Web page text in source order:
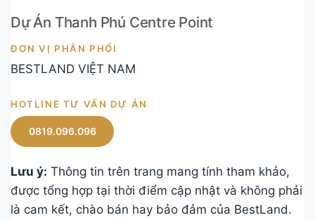
Dự Án Thanh Phú Centre Point
ĐƠN VỊ PHÂN PHỐI
BESTLAND VIỆT NAM
HOTLINE TƯ VẤN DỰ ÁN
0819.096.096
Lưu ý: Thông tin trên trang mang tính tham khảo,
được tổng hợp tại thời điểm cập nhật và không phải
là cam kết, chào bán hay bảo đảm của BestLand.